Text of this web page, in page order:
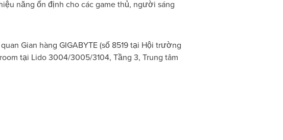
năng ổn định cho các game thủ, người sáng
Gian hàng GIGABYTE (số 8519 tại Hội trường
tại Lido 3004/3005/3104, Tầng 3, Trung tâm